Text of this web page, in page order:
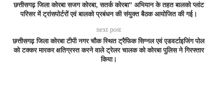
छत्तीसगढ़ जिला कोरबा सजग कोरबा, सतर्क कोरबा” अभियान के तहत बालको प्लांट
परिसर में ट्रांसपोर्टरों एवं बालको प्रबंधन की संयुक्त बैठक आयोजित की गई।
next post
छत्तीसगढ़ जिला कोरबा टीपी नगर चौक स्थित ट्रैफिक सिग्नल एवं एडवर्टाइजिंग पोल
को टक्कर मारकर क्षतिग्रस्त करने वाले ट्रेलर चालक को कोरबा पुलिस ने गिरफ्तार
किया।